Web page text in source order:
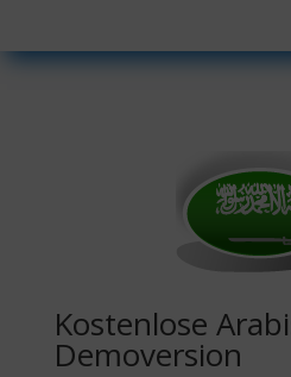
Kostenlose
Demoversion